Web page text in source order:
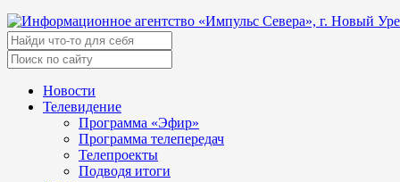
Новости
Телевидение
Программа «Эфир»
Программа телепередач
Телепроекты
Подводя итоги